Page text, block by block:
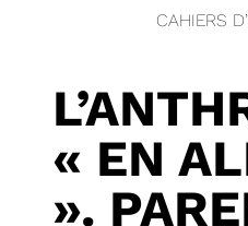
CAHIERS
« EN
».